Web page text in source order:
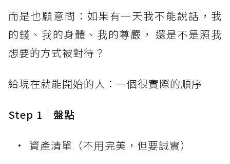
而是也願意問：如果有一天我不能說話，我
的錢、我的身體、我的尊嚴， 還是不是照我
想要的方式被對待？
給現在就能開始的人：一個很實際的順序
Step 1｜盤點
資產清單（不用完美，但要誠實）